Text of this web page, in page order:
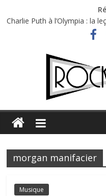
Charlie Puth à l’Olympia : la
Festival Triptyque : un
Hellfest 2026 vendredi :
Hellfest 2026 jeudi :
Première édition du Midgard
morgan manifacier
Musique